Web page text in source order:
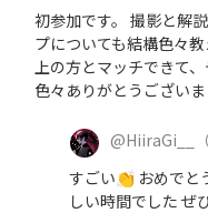
初参加です。 撮影と解
プについても結構色々
上の方とマッチできて
色々ありがとうござい
@HiiraGi__
すごい👏 おめでと
しい時間でした ぜ